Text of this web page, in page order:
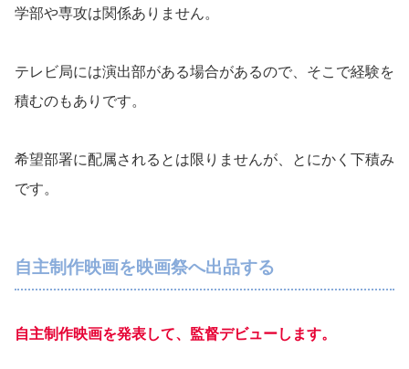
学部や専攻は関係ありません。
テレビ局には演出部がある場合があるので、そこで経験を
積むのもありです。
希望部署に配属されるとは限りませんが、とにかく下積み
です。
自主制作映画を映画祭へ出品する
自主制作映画を発表して、監督デビューします。